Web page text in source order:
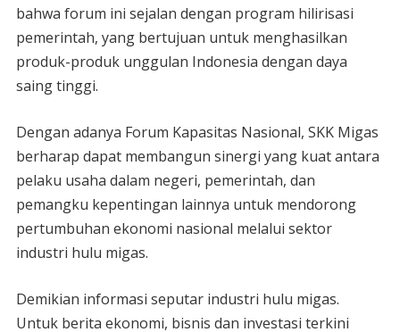
bahwa forum ini sejalan dengan program hilirisasi
pemerintah, yang bertujuan untuk menghasilkan
produk-produk unggulan Indonesia dengan daya
saing tinggi.
Dengan adanya Forum Kapasitas Nasional, SKK Migas
berharap dapat membangun sinergi yang kuat antara
pelaku usaha dalam negeri, pemerintah, dan
pemangku kepentingan lainnya untuk mendorong
pertumbuhan ekonomi nasional melalui sektor
industri hulu migas.
Demikian informasi seputar industri hulu migas.
Untuk berita ekonomi, bisnis dan investasi terkini